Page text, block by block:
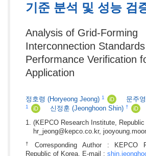
기준 분석 및 성능 검
Analysis of Grid-Forming
Interconnection Standards
Performance Verification
Application
정호령 (Horyeong Jeong) 1 iD 문주영
1 iD 신정훈 (Jeonghoon Shin) † iD
(KEPCO Research Institute,
hr_jeong@kepco.co.kr,
†
Corresponding Author : KEPCO
Republic of Korea. E-mail :